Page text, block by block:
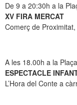
De 9 a 20:30h a la
XV FIRA MERCAT
Comerç de
A les 18.00h a la
ESPECTACLE
L’Hora del Conte a